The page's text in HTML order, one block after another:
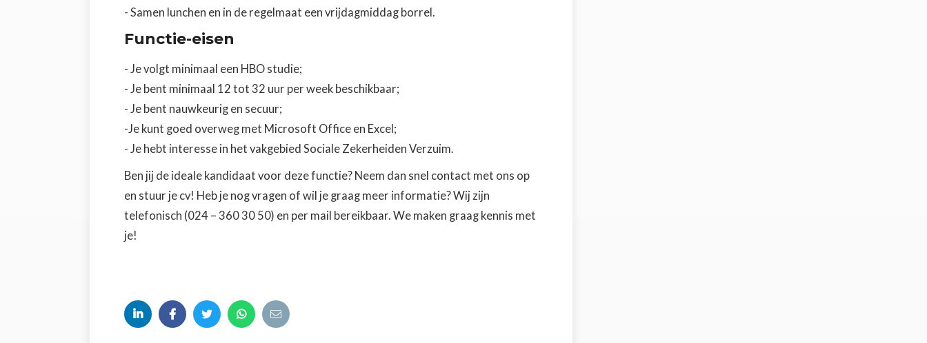
- Samen lunchen en in de regelmaat een vrijdagmiddag borrel.
Functie-eisen
- Je volgt minimaal een HBO studie;
- Je bent minimaal 12 tot 32 uur per week beschikbaar;
- Je bent nauwkeurig en secuur;
-Je kunt goed overweg met Microsoft Office en Excel;
- Je hebt interesse in het vakgebied Sociale Zekerheiden Verzuim.​​​​​​​
Ben jij de ideale kandidaat voor deze functie? Neem dan snel contact met ons op
en stuur je cv! Heb je nog vragen of wil je graag meer informatie? Wij zijn
telefonisch (024 – 360 30 50) en per mail bereikbaar. We maken graag kennis met
je!
    